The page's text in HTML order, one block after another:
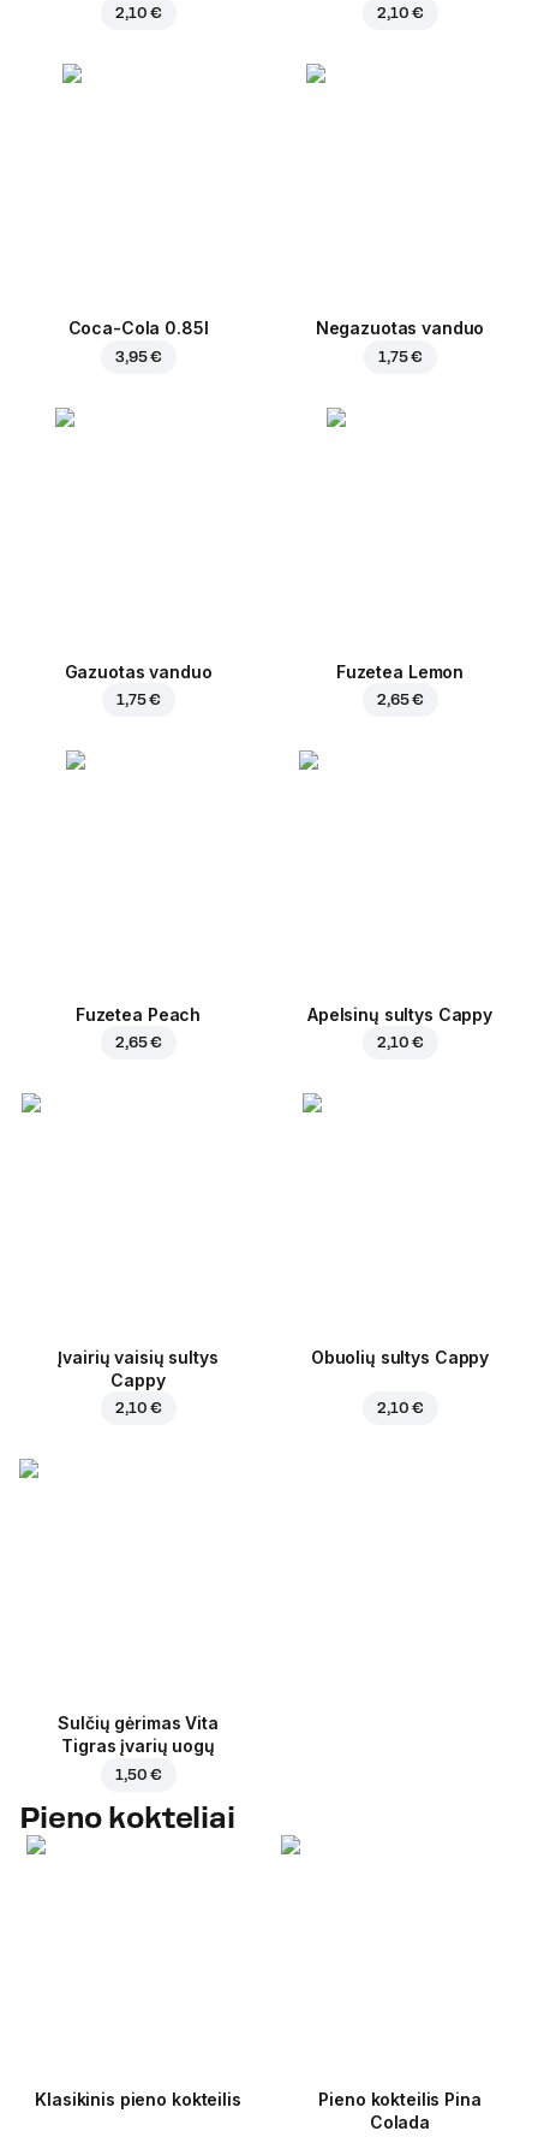
2,10 € 2,10 €
Coca-Cola 0.85l
3,95 €
Negazuotas vanduo
1,75 €
Gazuotas vanduo
1,75 €
Fuzetea Lemon
2,65 €
Fuzetea Peach
2,65 €
Apelsinų sultys Cappy
2,10 €
Įvairių vaisių sultys
Cappy
2,10 €
Obuolių sultys Cappy
2,10 €
Sulčių gėrimas Vita
Tigras įvarių uogų
1,50 €
Pieno kokteliai
Klasikinis pieno kokteilis
Pieno kokteilis Pina
Colada